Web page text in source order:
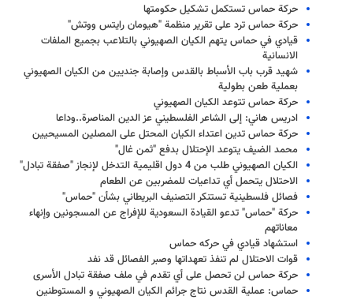
حركة حماس تستكمل تشكيل حكومتها
حركة حماس ترد على تقرير منظمة "هيومان رايتس ووتش"
قيادي في حماس يتهم الكيان الصهيوني بالتلاعب بجميع الملفات
الانسانية
شهيد قرب باب الأسباط بالقدس وإصابة جنديين من الكيان الصهيوني
بعملية طعن بطولية
حركة حماس تتوعد الكيان الصهيوني
ادریس هاني: إلى الشاعر الفلسطيني عز الدين المناصرة..وداعا
حركة حماس تدين اعتداء الكيان المحتل على المصلين المسيحيين
محمد الضيف يتوعد الإحتلال بدفع "ثمن غال"
الكيان الصهيوني طلب من 4 دول اقليمية التدخل لإنجاز "صفقة تبادل"
الاحتلال يتحمل أي تداعيات للمضربين عن الطعام
فصائل فلسطينية تستنكر التصنيف البريطاني بشأن "حماس"
حركة "حماس" تدعو القيادة السعودية للإفراج عن المسجونين وإنهاء
معاناتهم
استشهاد قيادي في حركه حماس
قوات الاحتلال لم تنفذ تعهداتها وصبر الفصائل قد نفد
حركة حماس لن تحصل على أي تقدم في ملف صفقة تبادل الأسرى
حماس: عملية القدس نتاج جرائم الكيان الصهيوني و المستوطنين